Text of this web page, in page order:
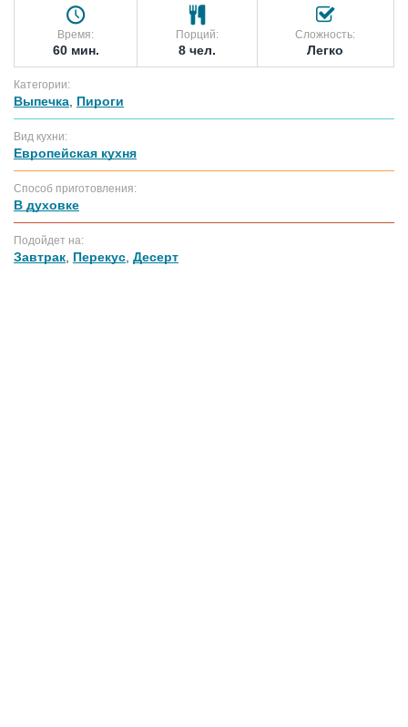
Время:
60 мин.
Порций:
8 чел.
Сложность:
Легко
Категории:
Выпечка Пироги
Вид кухни:
Европейская кухня
Способ приготовления:
В духовке
Подойдет на:
Завтрак Перекус Десерт